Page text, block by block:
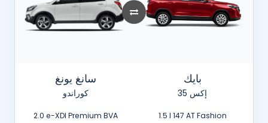
سانغ يونغ
كوراندو
2.0 e-XDI Premium BVA
بايك
إكس 35
1.5 l 147 AT Fashion